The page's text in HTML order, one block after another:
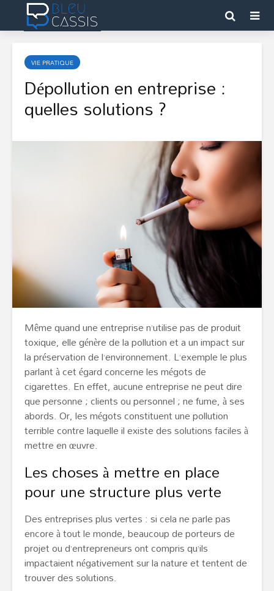
VIE PRATIQUE
Dépollution en entreprise :
quelles solutions ?
Même quand une entreprise n’utilise pas de produit
toxique, elle génère de la pollution et a un impact sur
la préservation de l’environnement. L’exemple le plus
parlant à cet égard concerne les mégots de
cigarettes. En effet, aucune entreprise ne peut dire
que personne ; clients ou personnel ; ne fume, à ses
abords. Or, les mégots constituent une pollution
terrible contre laquelle il existe des solutions faciles à
mettre en œuvre.
Les choses à mettre en place
pour une structure plus verte
Des entreprises plus vertes : si cela ne parle pas
encore à tout le monde, beaucoup de porteurs de
projet ou d’entrepreneurs ont compris qu’ils
impactaient négativement sur la nature et tentent de
trouver des solutions.